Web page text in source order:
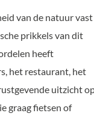
van de natuur
prikkels van dit
heeft
het restaurant, het
uitzicht
graag fietsen of